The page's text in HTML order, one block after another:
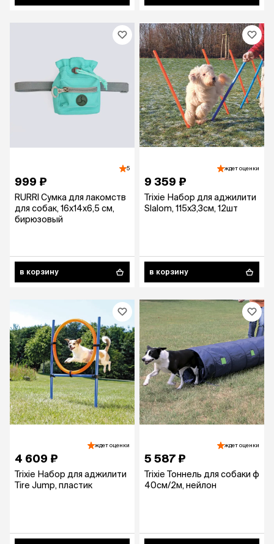
5
999 ₽
RURRI Сумка для лакомств
для собак, 16х14х6,5 см,
бирюзовый
в корзину
ждет оценки
9 359 ₽
Trixie Набор для аджилити
Slalom, 115х3,3см, 12шт
в корзину
ждет оценки
4 609 ₽
Trixie Набор для аджилити
Tire Jump, пластик
ждет оценки
5 587 ₽
Trixie Тоннель для собаки ф
40см/2м, нейлон